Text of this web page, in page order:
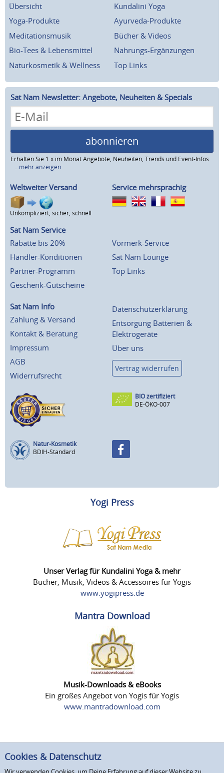
Übersicht
Kundalini Yoga
Yoga-Produkte
Ayurveda-Produkte
Meditationsmusik
Bücher & Videos
Bio-Tees & Lebensmittel
Nahrungs-Ergänzungen
Naturkosmetik & Wellness
Top Links
Sat Nam Newsletter: Angebote, Neuheiten & Specials
abonnieren
Erhalten Sie 1 x im Monat Angebote, Neuheiten, Trends und Event-Infos
...mehr anzeigen
Weltweiter Versand
Unkompliziert, sicher, schnell
Service mehrsprachig
Sat Nam Service
Rabatte bis 20%
Händler-Konditionen
Partner-Programm
Geschenk-Gutscheine
Vormerk-Service
Sat Nam Lounge
Top Links
Sat Nam Info
Zahlung & Versand
Kontakt & Beratung
Impressum
AGB
Widerrufsrecht
Datenschutzerklärung
Entsorgung Batterien &
Elektrogeräte
Über uns
Vertrag widerrufen
BIO zertifiziert
DE-ÖKO-007
Natur-Kosmetik
BDIH-Standard
Yogi Press
Unser Verlag für Kundalini Yoga & mehr
Bücher, Musik, Videos & Accessoires für Yogis
www.yogipress.de
Mantra Download
Musik-Downloads & eBooks
Ein großes Angebot von Yogis für Yogis
www.mantradownload.com
Cookies & Datenschutz